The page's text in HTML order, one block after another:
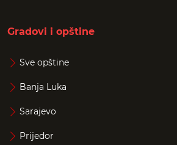
Gradovi i opštine
Sve opštine
Banja Luka
Sarajevo
Prijedor